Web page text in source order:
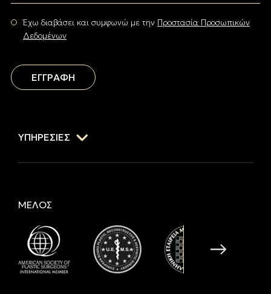
Έχω διαβάσει και συμφωνώ με την Προστασία Προσωπικών
Δεδομένων
ΕΓΓΡΑΦΗ
ΥΠΗΡΕΣΙΕΣ
ΜΕΛΟΣ